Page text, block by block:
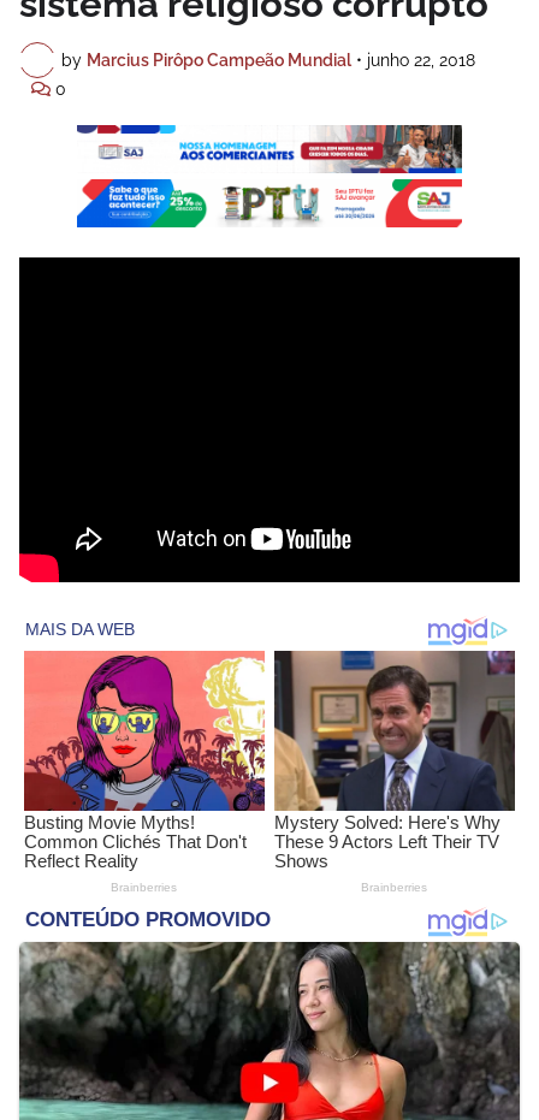
by Marcius Pirôpo Campeão Mundial • junho 22, 2018
0